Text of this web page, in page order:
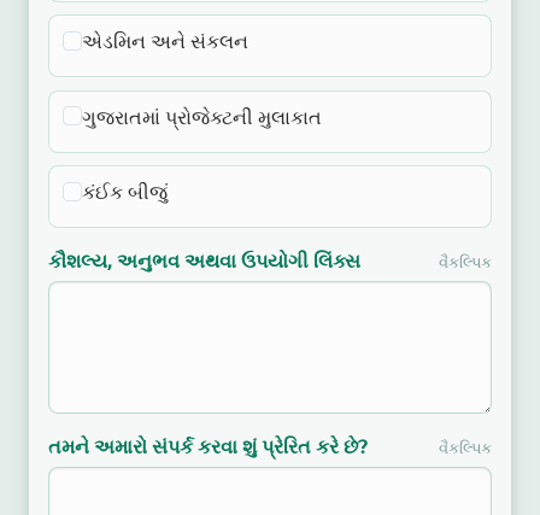
એડમિન અને સંકલન
ગુજરાતમાં પ્રોજેક્ટની મુલાકાત
કંઈક બીજું
કૌશલ્ય, અનુભવ અથવા ઉપયોગી લિંક્સ વૈકલ્પિક
તમને અમારો સંપર્ક કરવા શું પ્રેરિત કરે છે? વૈકલ્પિક